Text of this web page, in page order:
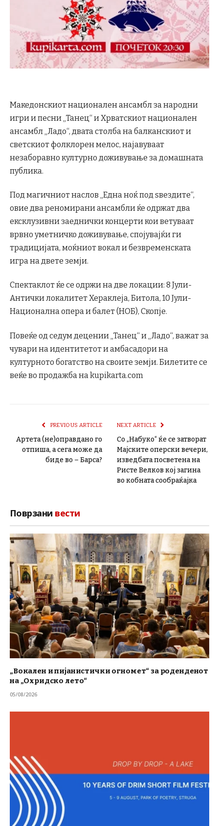
Македонскиот национален ансамбл за народни
игри и песни „Танец“ и Хрватскиот национален
ансамбл „Ладо“, двата столба на балканскиот и
светскиот фолклорен мелос, најавуваат
незаборавно културно доживување за домашната
публика.
Под магичниот наслов „Една ноќ под ѕвездите“,
овие два реномирани ансамбли ќе одржат два
ексклузивни заеднички концерти кои ветуваат
врвно уметничко доживување, спојувајќи ги
традицијата, моќниот вокал и безвременската
игра на двете земји.
Спектаклот ќе се одржи на две локации: 8 Јули-
Антички локалитет Хераклеја, Битола, 10 Јули-
Национална опера и балет (НОБ), Скопје.
Повеќе од седум децении „Танец“ и „Ладо“, важат за
чувари на идентитетот и амбасадори на
културното богатство на своите земји. Билетите се
веќе во продажба на kupikarta.com
PREVIOUS ARTICLE
Артета (не)оправдано го
отпиша, а сега може да
биде во – Барса?
NEXT ARTICLE
Со „Набуко“ ќе се затворат
Мајските оперски вечери,
изведбата посветена на
Ристе Велков кој загина
во кобната сообраќајка
Поврзани вести
„Вокален и пијанистички огномет“ за роденденот
на „Охридско лето“
05/08/2026